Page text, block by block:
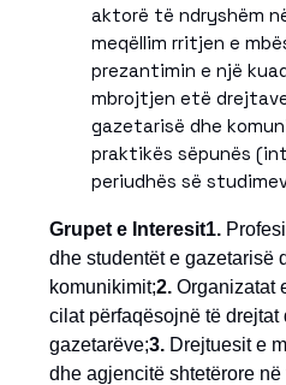
aktorë të ndryshëm
meqëllim rritjen e
prezantimin e një
mbrojtjen etë
gazetarisë dhe
praktikës sëpunës
periudhës së
Grupet e Interesit1.
dhe studentët e gazetarisë
komunikimit;2. Organizatat
cilat përfaqësojnë të drejtat
gazetarëve;3. Drejtuesit e
dhe agjencitë shtetërore